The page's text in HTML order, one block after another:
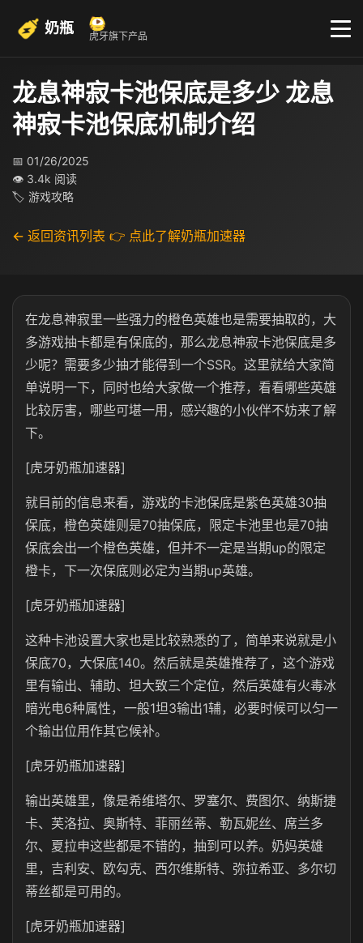
奶瓶 虎牙旗下产品
龙息神寂卡池保底是多少 龙息
神寂卡池保底机制介绍​
📅 01/26/2025
👁 3.4k 阅读
🏷 游戏攻略
← 返回资讯列表 👉 点此了解奶瓶加速器
在龙息神寂里一些强力的橙色英雄也是需要抽取的，大
多游戏抽卡都是有保底的，那么龙息神寂卡池保底是多
少呢？需要多少抽才能得到一个SSR。这里就给大家简
单说明一下，同时也给大家做一个推荐，看看哪些英雄
比较厉害，哪些可堪一用，感兴趣的小伙伴不妨来了解
下。
[虎牙奶瓶加速器]
就目前的信息来看，游戏的卡池保底是紫色英雄30抽
保底，橙色英雄则是70抽保底，限定卡池里也是70抽
保底会出一个橙色英雄，但并不一定是当期up的限定
橙卡，下一次保底则必定为当期up英雄。
[虎牙奶瓶加速器]
这种卡池设置大家也是比较熟悉的了，简单来说就是小
保底70，大保底140。然后就是英雄推荐了，这个游戏
里有输出、辅助、坦大致三个定位，然后英雄有火毒冰
暗光电6种属性，一般1坦3输出1辅，必要时候可以匀一
个输出位用作其它候补。
[虎牙奶瓶加速器]
输出英雄里，像是希维塔尔、罗塞尔、费图尔、纳斯捷
卡、芙洛拉、奥斯特、菲丽丝蒂、勒瓦妮丝、席兰多
尔、夏拉申这些都是不错的，抽到可以养。奶妈英雄
里，吉利安、欧勾克、西尔维斯特、弥拉希亚、多尔切
蒂丝都是可用的。
[虎牙奶瓶加速器]